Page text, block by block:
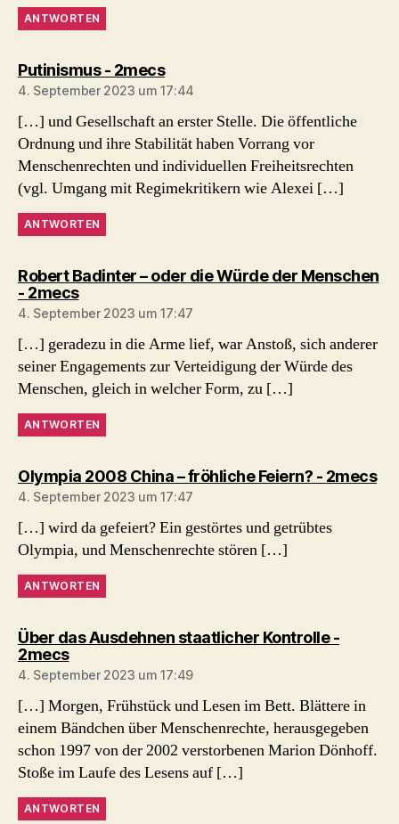
ANTWORTEN
Putinismus - 2mecssagt:
4. September 2023 um 17:44
[…] und Gesellschaft an erster Stelle. Die öffentliche
Ordnung und ihre Stabilität haben Vorrang vor
Menschenrechten und individuellen Freiheitsrechten
(vgl. Umgang mit Regimekritikern wie Alexei […]
ANTWORTEN
Robert Badinter – oder die Würde der Menschen
- 2mecssagt:
4. September 2023 um 17:47
[…] geradezu in die Arme lief, war Anstoß, sich anderer
seiner Engagements zur Verteidigung der Würde des
Menschen, gleich in welcher Form, zu […]
ANTWORTEN
Olympia 2008 China – fröhliche Feiern? - 2mecs
4. September 2023 um 17:47
[…] wird da gefeiert? Ein gestörtes und getrübtes
Olympia, und Menschenrechte stören […]
ANTWORTEN
Über das Ausdehnen staatlicher Kontrolle -
2mecssagt:
4. September 2023 um 17:49
[…] Morgen, Frühstück und Lesen im Bett. Blättere in
einem Bändchen über Menschenrechte, herausgegeben
schon 1997 von der 2002 verstorbenen Marion Dönhoff.
Stoße im Laufe des Lesens auf […]
ANTWORTEN